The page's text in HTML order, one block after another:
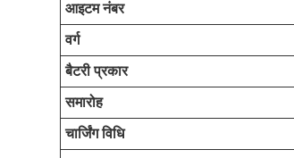
आइटम नंबर
वर्ग
बैटरी प्रकार
समारोह
चार्जिंग विधि